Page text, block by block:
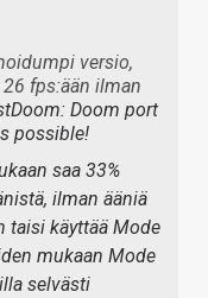
versio,
fps:ään ilman
Doom port
possible!
saa 33%
ilman ääniä
taisi käyttää Mode
mukaan Mode
selvästi